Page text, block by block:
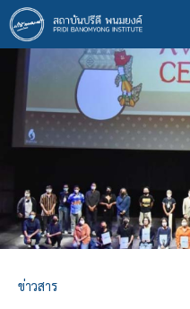
ข้าม
ไป
ยัง
เนื้อหา
ข่าวสาร